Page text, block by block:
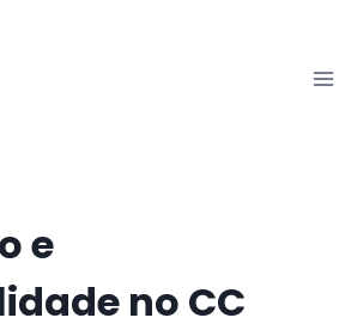
e
no CC